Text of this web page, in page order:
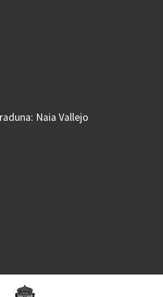
Naia Vallejo